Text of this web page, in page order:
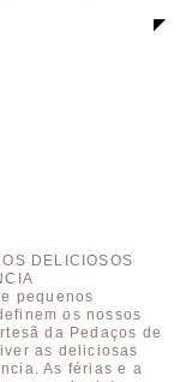
DELICIOSOS
pequenos
os nossos
da Pedaços de
as deliciosas
As férias e a